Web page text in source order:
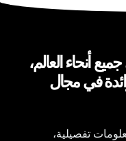
أنحاء العالم،
في مجال
تفصيلية،